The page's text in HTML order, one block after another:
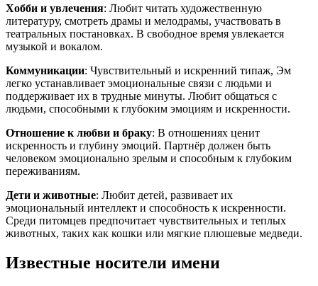
Хобби и увлечения: Любит читать художественную
литературу, смотреть драмы и мелодрамы, участвовать в
театральных постановках. В свободное время увлекается
музыкой и вокалом.
Коммуникации: Чувствительный и искренний типаж, Эм
легко устанавливает эмоциональные связи с людьми и
поддерживает их в трудные минуты. Любит общаться с
людьми, способными к глубоким эмоциям и искренности.
Отношение к любви и браку: В отношениях ценит
искренность и глубину эмоций. Партнёр должен быть
человеком эмоционально зрелым и способным к глубоким
переживаниям.
Дети и животные: Любит детей, развивает их
эмоциональный интеллект и способность к искренности.
Среди питомцев предпочитает чувствительных и теплых
животных, таких как кошки или мягкие плюшевые медведи.
Известные носители имени